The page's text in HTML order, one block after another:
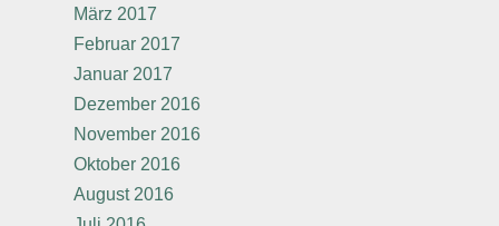
März 2017
Februar 2017
Januar 2017
Dezember 2016
November 2016
Oktober 2016
August 2016